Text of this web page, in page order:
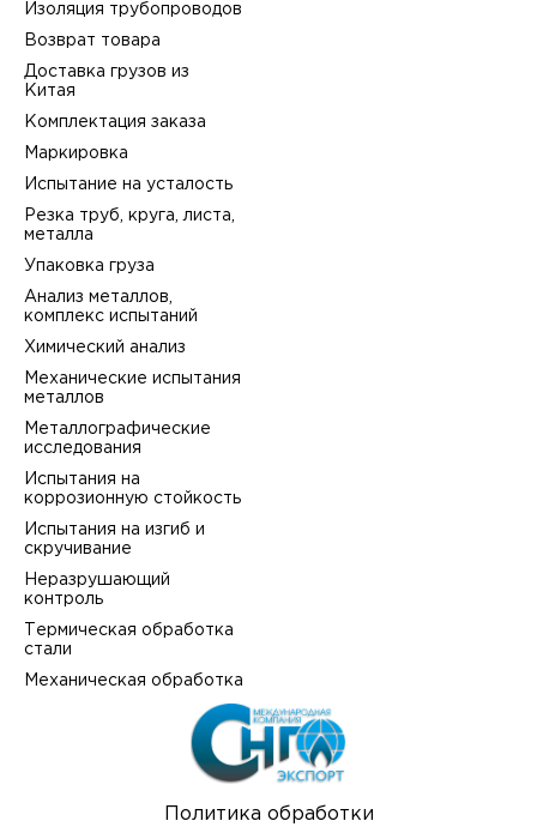
Политика обработки
Изоляция трубопроводов
Возврат товара
Доставка грузов из
Китая
Комплектация заказа
Маркировка
Испытание на усталость
Резка труб, круга, листа,
металла
Упаковка груза
Анализ металлов,
комплекс испытаний
Химический анализ
Механические испытания
металлов
Металлографические
исследования
Испытания на
коррозионную стойкость
Испытания на изгиб и
скручивание
Неразрушающий
контроль
Термическая обработка
стали
Механическая обработка